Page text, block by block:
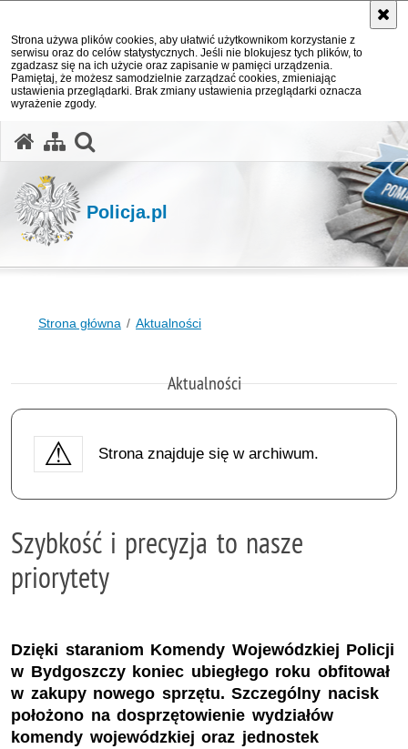
Strona używa plików cookies, aby ułatwić użytkownikom korzystanie z
serwisu oraz do celów statystycznych. Jeśli nie blokujesz tych plików, to
zgadzasz się na ich użycie oraz zapisanie w pamięci urządzenia.
Pamiętaj, że możesz samodzielnie zarządzać cookies, zmieniając
ustawienia przeglądarki. Brak zmiany ustawienia przeglądarki oznacza
wyrażenie zgody.
Policja.pl
Strona główna Aktualności
Aktualności
Strona znajduje się w archiwum.
Szybkość i precyzja to nasze
priorytety
Dzięki staraniom Komendy Wojewódzkiej Policji
w Bydgoszczy koniec ubiegłego roku obfitował
w zakupy nowego sprzętu. Szczególny nacisk
położono na dosprzętowienie wydziałów
komendy wojewódzkiej oraz jednostek